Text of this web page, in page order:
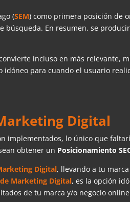
(SEM) como primera posición de
búsqueda. En resumen, se
incluso en más relevante,
idóneo para cuando el usuario
Digital
implementados, lo único que
obtener un Posicionamiento
Digital, llevando a tu
Marketing Digital, es la opción
de tu marca y/o negocio